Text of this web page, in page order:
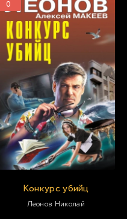
0
Конкурс убийц
Леонов Николай